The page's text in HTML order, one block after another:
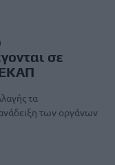
σε
τα
των οργάνων